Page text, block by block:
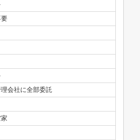
会社に全部委託